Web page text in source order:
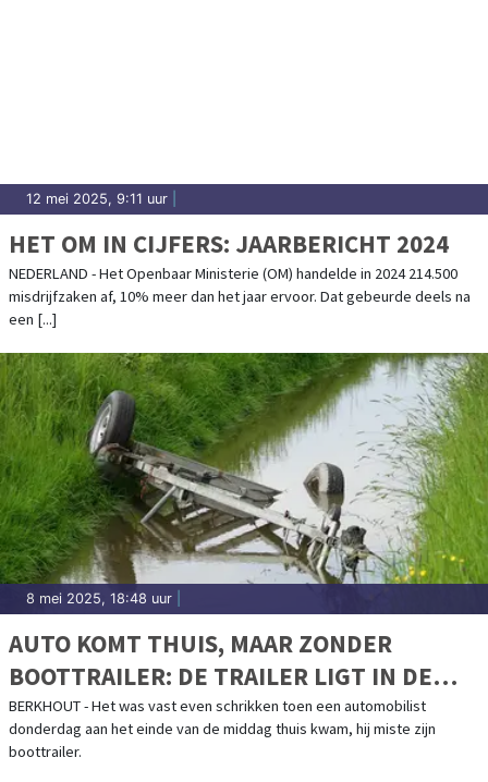
12 mei 2025, 9:11 uur
HET OM IN CIJFERS: JAARBERICHT 2024
NEDERLAND - Het Openbaar Ministerie (OM) handelde in 2024 214.500
misdrijfzaken af, 10% meer dan het jaar ervoor. Dat gebeurde deels na
een [...]
8 mei 2025, 18:48 uur
AUTO KOMT THUIS, MAAR ZONDER
BOOTTRAILER: DE TRAILER LIGT IN DE
SLOOT BIJ BERKHOUT
BERKHOUT - Het was vast even schrikken toen een automobilist
donderdag aan het einde van de middag thuis kwam, hij miste zijn
boottrailer.